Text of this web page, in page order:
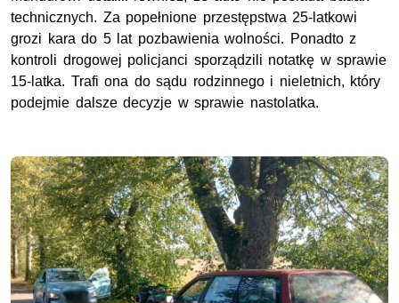
technicznych. Za popełnione przestępstwa 25-latkowi
grozi kara do 5 lat pozbawienia wolności. Ponadto z
kontroli drogowej policjanci sporządzili notatkę w sprawie
15-latka. Trafi ona do sądu rodzinnego i nieletnich, który
podejmie dalsze decyzje w sprawie nastolatka.